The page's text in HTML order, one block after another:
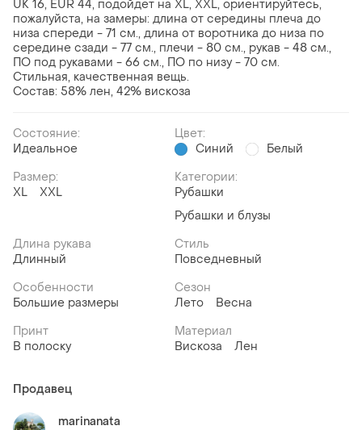
UK 16, EUR 44, подойдет на XL, XXL, ориентируйтесь,
пожалуйста, на замеры: длина от середины плеча до
низа спереди - 71 см., длина от воротника до низа по
середине сзади - 77 см., плечи - 80 см., рукав - 48 см.,
ПО под рукавами - 66 см., ПО по низу - 70 см.
Стильная, качественная вещь.
Состав: 58% лен, 42% вискоза
Состояние:
Идеальное
Цвет:
Синий
Белый
Размер:
XL
XXL
Категории:
Рубашки
Рубашки и блузы
Длина рукава
Длинный
Стиль
Повседневный
Особенности
Большие размеры
Сезон
Лето
Весна
Принт
В полоску
Материал
Вискоза
Лен
Продавец
marinanata